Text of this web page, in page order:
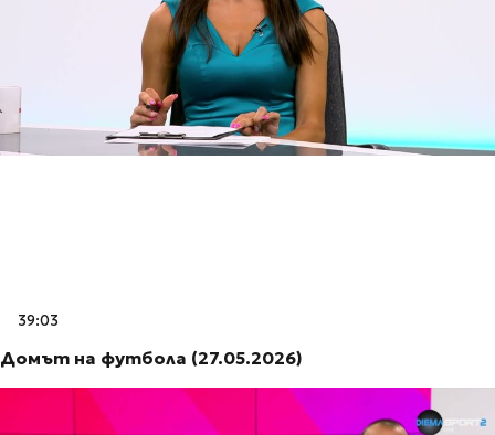
39:03
Домът на футбола (27.05.2026)